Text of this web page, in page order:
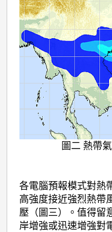
圖二 熱帶
各電腦預報模式對熱
高強度接近強烈熱帶
壓（圖三）。值得留
岸增強或迅速增強對